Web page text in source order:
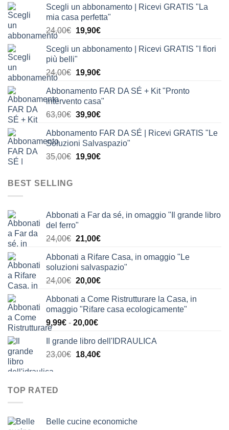
Scegli un abbonamento | Ricevi GRATIS "La
mia casa perfetta"
24,00€ Il
originale
24,00€.
19,90€Il
attuale
19,90€.
Scegli un abbonamento | Ricevi GRATIS "I fiori
più belli"
24,00€ Il
originale
era:
24,00€.
19,90€Il
attuale
è:
19,90€.
Abbonamento FAR DA SÉ + Kit "Pronto
intervento casa"
63,90€ Il
originale
era:
63,90€.
39,90€Il
attuale
è:
39,90€.
Abbonamento FAR DA SÉ | Ricevi GRATIS "Le
Soluzioni Salvaspazio"
35,00€ Il
19,90€Il
BEST SELLING
Abbonati a Far da sé, in omaggio "Il grande libro
del ferro"
24,00€ Il
originale
era:
24,00€.
21,00€Il
attuale
è:
21,00€.
Abbonati a Rifare Casa, in omaggio "Le
soluzioni salvaspazio"
24,00€ Il
originale
era:
24,00€.
20,00€Il
attuale
è:
Abbonati a Come Ristrutturare la Casa, in
omaggio "Rifare casa ecologicamente"
9,99€ - 20,00€Fascia
prezzo:
da
Il grande libro dell'IDRAULICA
23,00€ Il
18,40€Il
TOP RATED
Belle cucine economiche